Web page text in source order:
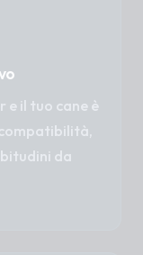
e il tuo cane è
da